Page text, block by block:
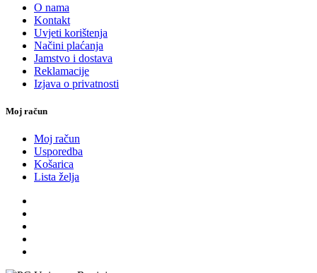
O nama
Kontakt
Uvjeti korištenja
Načini plaćanja
Jamstvo i dostava
Reklamacije
Izjava o privatnosti
Moj račun
Moj račun
Usporedba
Košarica
Lista želja